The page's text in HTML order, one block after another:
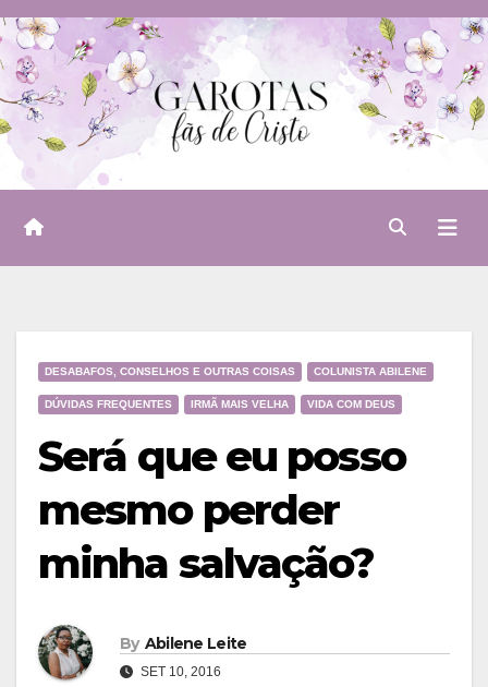
Skip
to
content
DESABAFOS, CONSELHOS E OUTRAS COISAS COLUNISTA ABILENE
DÚVIDAS FREQUENTES IRMÃ MAIS VELHA VIDA COM DEUS
Será que eu posso
mesmo perder
minha salvação?
By Abilene Leite
SET 10, 2016